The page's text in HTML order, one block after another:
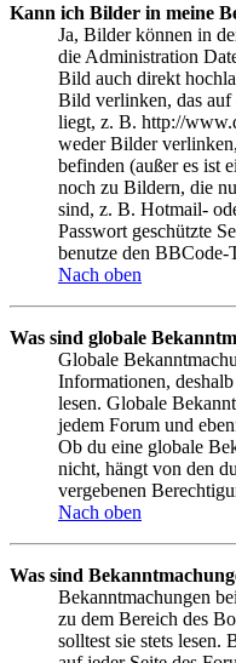
Kann ich Bilder in meine
Ja, Bilder können in
die Administration
Bild auch direkt
Bild verlinken, das
liegt, z. B. http://
weder Bilder
befinden (außer es ist
noch zu Bildern, die
sind, z. B. Hotmail-
Passwort geschützte
benutze den BBCode-
Nach oben
Was sind globale
Globale
Informationen,
lesen. Globale
jedem Forum und
Ob du eine globale
nicht, hängt von den
vergebenen
Nach oben
Was sind
Bekanntmachungen
zu dem Bereich des
solltest sie stets lesen.